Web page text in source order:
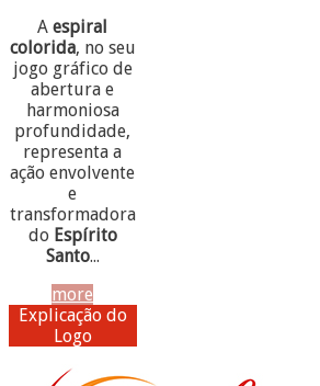
Aespiral
colorida, no seu
jogo gráfico de
abertura e
harmoniosa
profundidade,
representa a
ação envolvente
e
transformadora
do Espírito
Santo...
more
Explicação do
Logo